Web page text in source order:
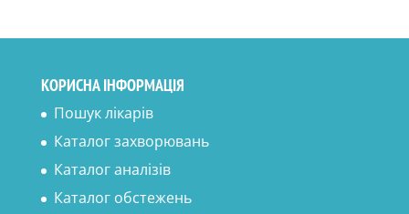
КОРИСНА ІНФОРМАЦІЯ
Пошук лікарів
Каталог захворювань
Каталог аналізів
Каталог обстежень